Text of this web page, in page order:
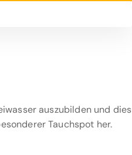
auszubilden und dies
Tauchspot her.